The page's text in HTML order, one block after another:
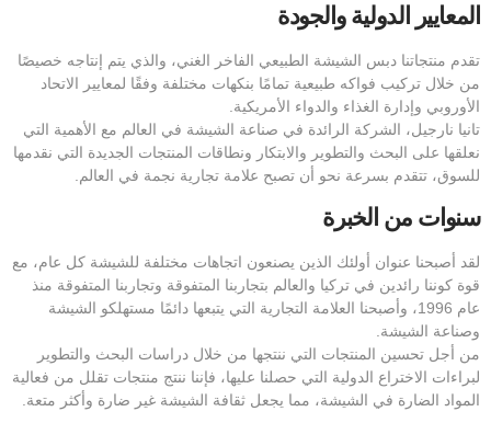
المعايير الدولية والجودة
تقدم منتجاتنا دبس الشيشة الطبيعي الفاخر الغني، والذي يتم إنتاجه خصيصًا
من خلال تركيب فواكه طبيعية تمامًا بنكهات مختلفة وفقًا لمعايير الاتحاد
الأوروبي وإدارة الغذاء والدواء الأمريكية.
تانيا نارجيل، الشركة الرائدة في صناعة الشيشة في العالم مع الأهمية التي
نعلقها على البحث والتطوير والابتكار ونطاقات المنتجات الجديدة التي نقدمها
للسوق، تتقدم بسرعة نحو أن تصبح علامة تجارية نجمة في العالم.
سنوات من الخبرة
لقد أصبحنا عنوان أولئك الذين يصنعون اتجاهات مختلفة للشيشة كل عام، مع
قوة كوننا رائدين في تركيا والعالم بتجاربنا المتفوقة وتجاربنا المتفوقة منذ
عام 1996، وأصبحنا العلامة التجارية التي يتبعها دائمًا مستهلكو الشيشة
وصناعة الشيشة.
من أجل تحسين المنتجات التي ننتجها من خلال دراسات البحث والتطوير
لبراءات الاختراع الدولية التي حصلنا عليها، فإننا ننتج منتجات تقلل من فعالية
المواد الضارة في الشيشة، مما يجعل ثقافة الشيشة غير ضارة وأكثر متعة.